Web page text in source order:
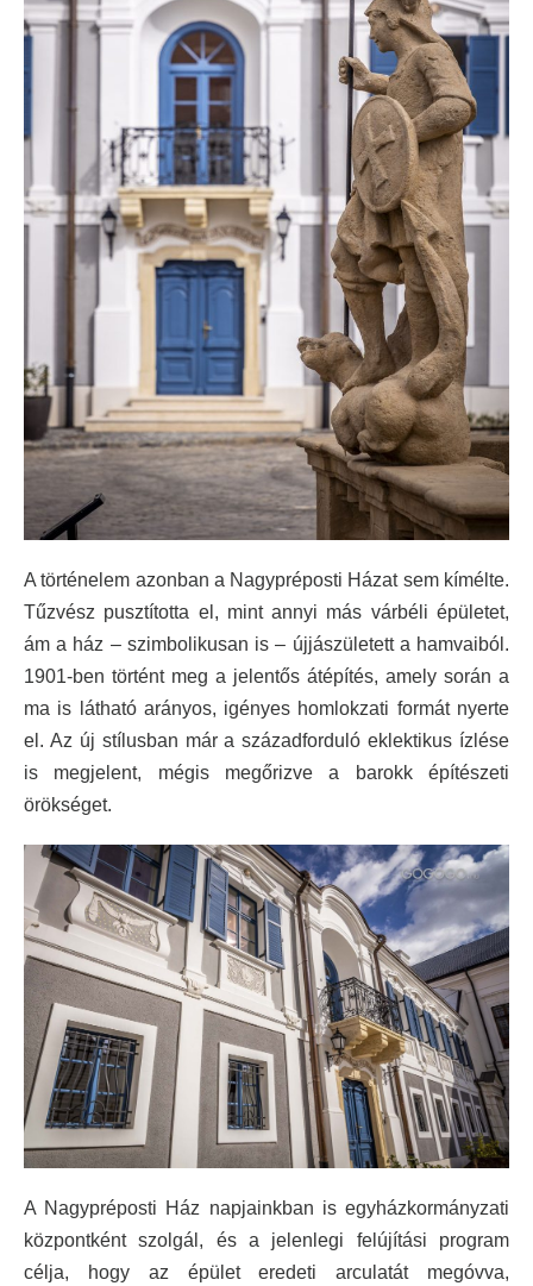
A történelem azonban a Nagypréposti Házat sem kímélte.
Tűzvész pusztította el, mint annyi más várbéli épületet,
ám a ház – szimbolikusan is – újjászületett a hamvaiból.
1901-ben történt meg a jelentős átépítés, amely során a
ma is látható arányos, igényes homlokzati formát nyerte
el. Az új stílusban már a századforduló eklektikus ízlése
is megjelent, mégis megőrizve a barokk építészeti
örökséget.
A Nagypréposti Ház napjainkban is egyházkormányzati
központként szolgál, és a jelenlegi felújítási program
célja, hogy az épület eredeti arculatát megóvva,